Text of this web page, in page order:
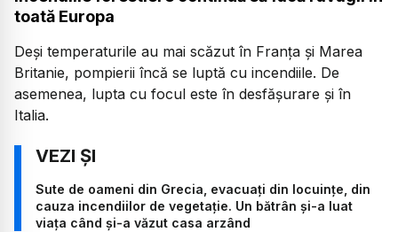
toată Europa
Deși temperaturile au mai scăzut în Franța și Marea
Britanie, pompierii încă se luptă cu incendiile. De
asemenea, lupta cu focul este în desfășurare și în
Italia.
Sute de oameni din Grecia, evacuați din locuințe, din
cauza incendiilor de vegetație. Un bătrân și-a luat
viața când și-a văzut casa arzând